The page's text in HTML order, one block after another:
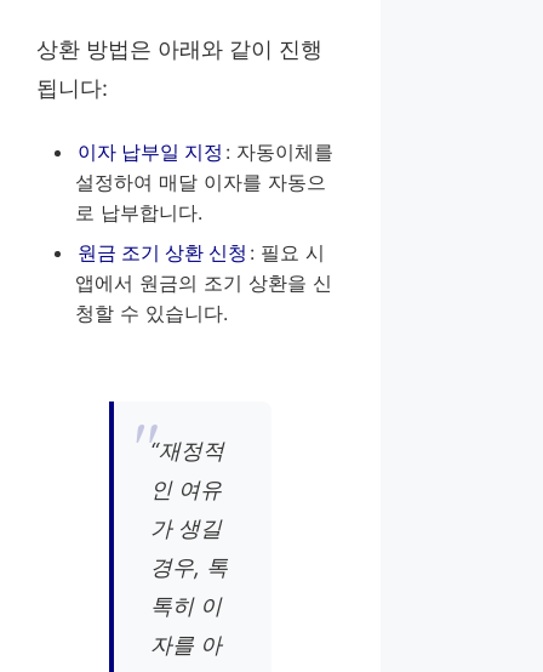
상환 방법은 아래와 같이 진행
됩니다:
이자 납부일 지정 : 자동이체를
설정하여 매달 이자를 자동으
로 납부합니다.
원금 조기 상환 신청 : 필요 시
앱에서 원금의 조기 상환을 신
청할 수 있습니다.
“재정적
인 여유
가 생길
경우, 톡
톡히 이
자를 아